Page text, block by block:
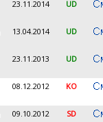
23.11.2014 UD
13.04.2014 UD
23.11.2013 UD
08.12.2012 KO
09.10.2012 SD